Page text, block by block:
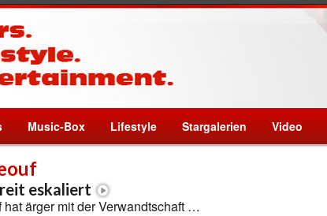
Music-Box Lifestyle Stargalerien Video
eskaliert
ärger mit der Verwandtschaft …